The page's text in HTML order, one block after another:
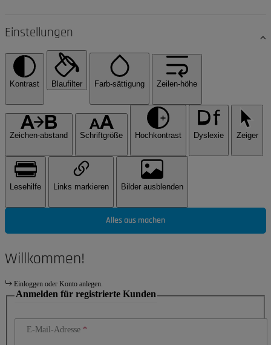
Einstellungen
Kontrast Blaufilter Farb-sättigung Zeilen-höhe
Zeichen-abstand Schriftgröße Hochkontrast Dyslexie Zeiger
Lesehilfe Links markieren Bilder ausblenden
Alles aus machen
Willkommen!
Einloggen oder Konto anlegen.
Anmelden für registrierte Kunden
E-Mail-Adresse